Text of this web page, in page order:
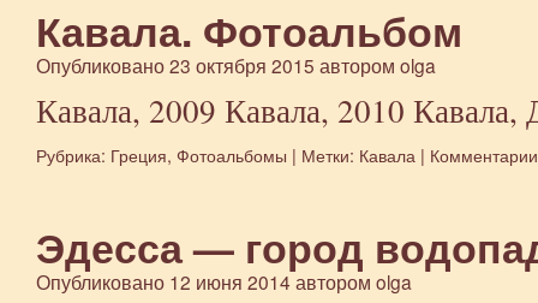
Кавала. Фотоальбом
Опубликовано23 октября 2015 автором olga
Кавала, 2009 Кавала, 2010 Кавала,
Рубрика: Греция, Фотоальбомы | Метки: Кавала | Комментарии
Эдесса — город
Опубликовано 12 июня 2014 автором olga